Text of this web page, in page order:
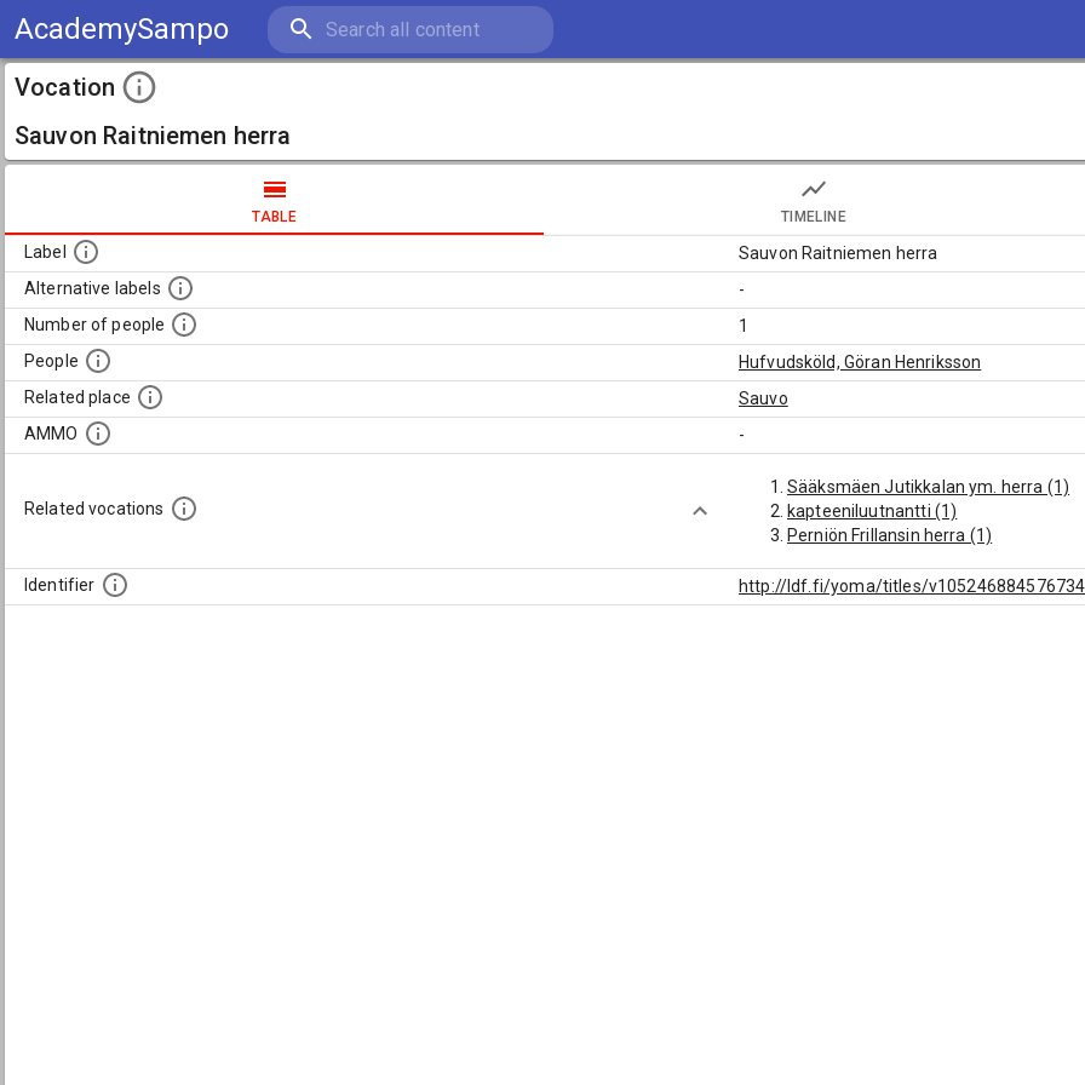
AcademySampo
Vocation
Sauvon Raitniemen herra
TABLE TIMELINE
Label
Sauvon Raitniemen herra
Alternative labels
-
Number of people
1
People
Hufvudsköld, Göran Henriksson
Related place
Sauvo
AMMO
-
Related vocations
Sääksmäen Jutikkalan ym. herra (1)
kapteeniluutnantti (1)
Perniön Frillansin herra (1)
Identifier http://ldf.fi/yoma/titles/